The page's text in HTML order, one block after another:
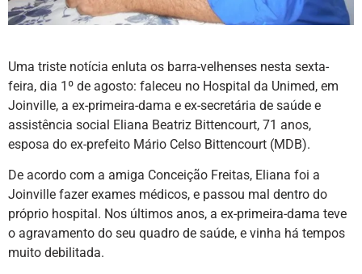
Uma triste notícia enluta os barra-velhenses nesta sexta-
feira, dia 1º de agosto: faleceu no Hospital da Unimed, em
Joinville, a ex-primeira-dama e ex-secretária de saúde e
assistência social Eliana Beatriz Bittencourt, 71 anos,
esposa do ex-prefeito Mário Celso Bittencourt (MDB).
De acordo com a amiga Conceição Freitas, Eliana foi a
Joinville fazer exames médicos, e passou mal dentro do
próprio hospital. Nos últimos anos, a ex-primeira-dama teve
o agravamento do seu quadro de saúde, e vinha há tempos
muito debilitada.